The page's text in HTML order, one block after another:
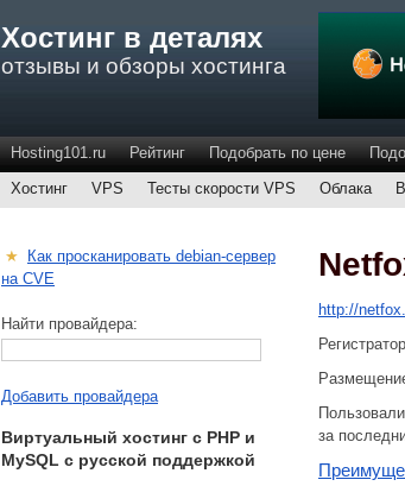
Хостинг в деталях
отзывы и обзоры хостинга
Hosting101.ru Рейтинг Подобрать по цене
Хостинг
VPS Тесты скорости VPS Облака
http://
за
★ Как просканировать debian-сервер
на CVE
Найти провайдера:
Добавить провайдера
Виртуальный хостинг c PHP и
MySQL с русской поддержкой